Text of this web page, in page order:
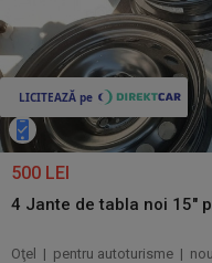
500 LEI
4 Jante de tabla noi 15"
Oţel | pentru autoturisme | nou